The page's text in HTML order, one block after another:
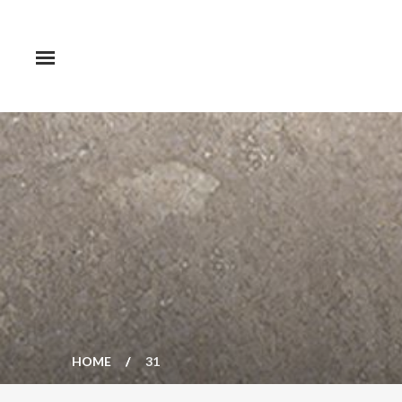
HOME 31